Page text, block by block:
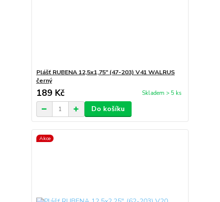
Plášť RUBENA 12,5x1,75" (47-203) V41 WALRUS
černý
189 Kč Skladem > 5 ks
Do košíku
Akce